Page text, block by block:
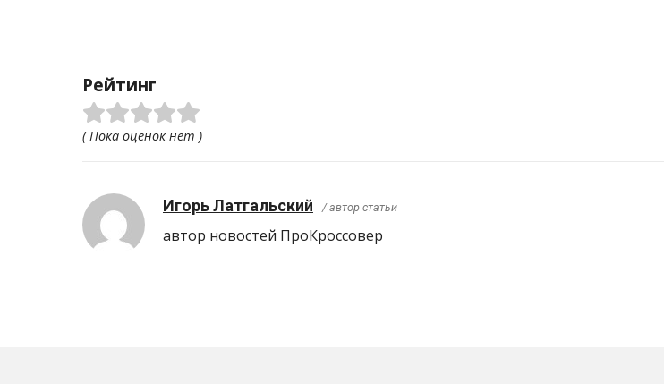
Рейтинг
( Пока оценок нет )
Игорь Латгальский / автор статьи
автор новостей ПроКроcсовер